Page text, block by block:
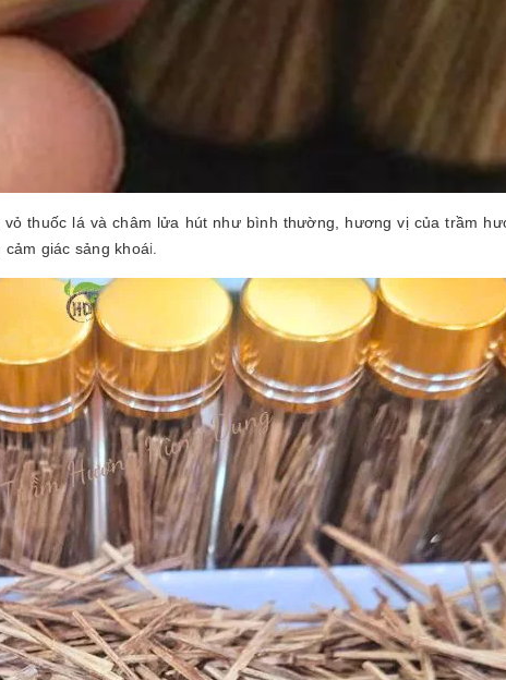
thuốc lá và châm lửa hút như bình thường, hương vị của trầm
giác sảng khoái.